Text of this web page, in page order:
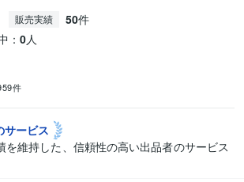
販売実績 50件
： 0人
件
サービス
を維持した、信頼性の高い出品者のサービス